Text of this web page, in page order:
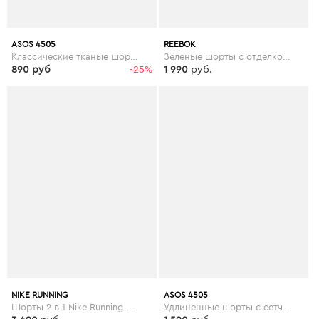
ASOS 4505
-25%
890 руб
REEBOK
Зеленые шорты с отделкой лентой Reebok Training - Зеленый
1 990 руб.
NIKE RUNNING ASOS 4505